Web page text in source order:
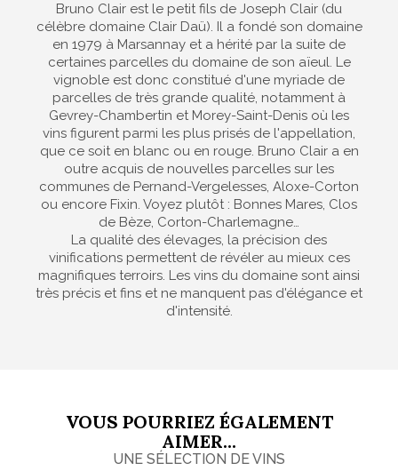
Bruno Clair est le petit fils de Joseph Clair (du
célèbre domaine Clair Daü). Il a fondé son domaine
en 1979 à Marsannay et a hérité par la suite de
certaines parcelles du domaine de son aïeul. Le
vignoble est donc constitué d'une myriade de
parcelles de très grande qualité, notamment à
Gevrey-Chambertin et Morey-Saint-Denis où les
vins figurent parmi les plus prisés de l'appellation,
que ce soit en blanc ou en rouge. Bruno Clair a en
outre acquis de nouvelles parcelles sur les
communes de Pernand-Vergelesses, Aloxe-Corton
ou encore Fixin. Voyez plutôt : Bonnes Mares, Clos
de Bèze, Corton-Charlemagne…
La qualité des élevages, la précision des
vinifications permettent de révéler au mieux ces
magnifiques terroirs. Les vins du domaine sont ainsi
très précis et fins et ne manquent pas d'élégance et
d'intensité.
VOUS POURRIEZ ÉGALEMENT
AIMER...
UNE SÉLECTION DE VINS